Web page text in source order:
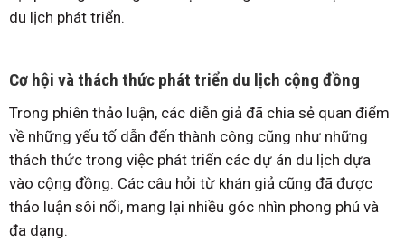
du lịch phát triển.
Cơ hội và thách thức phát triển du lịch cộng đồng
Trong phiên thảo luận, các diễn giả đã chia sẻ quan điểm
về những yếu tố dẫn đến thành công cũng như những
thách thức trong việc phát triển các dự án du lịch dựa
vào cộng đồng. Các câu hỏi từ khán giả cũng đã được
thảo luận sôi nổi, mang lại nhiều góc nhìn phong phú và
đa dạng.